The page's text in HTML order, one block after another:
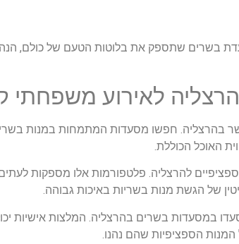
בשרים שתספק את בלוטות הטעם של כולם, הנה
לאירוע משפחתי
בהרצליה. חפשו מסעדות המתמחות במנות
האוכל הכוללת.
להרצליה. פלטפורמות אלו מספקות
של הגשת מנות בשריות באיכות גבוהה.
במסעדות בשרים בהרצליה. המלצות אישיות
הספציפיות שהם נהנו.